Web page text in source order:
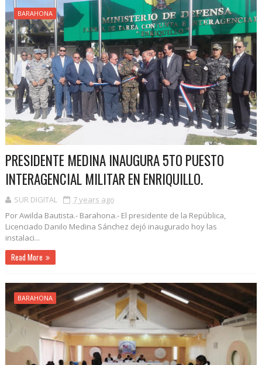
BARAHONA
PRESIDENTE MEDINA INAUGURA 5TO PUESTO
INTERAGENCIAL MILITAR EN ENRIQUILLO.
SUR DIGITAL
7 years ago
Por Awilda Bautista.- Barahona.- El presidente de la República,
Licenciado Danilo Medina Sánchez dejó inaugurado hoy las
instalaci...
Read More
BARAHONA